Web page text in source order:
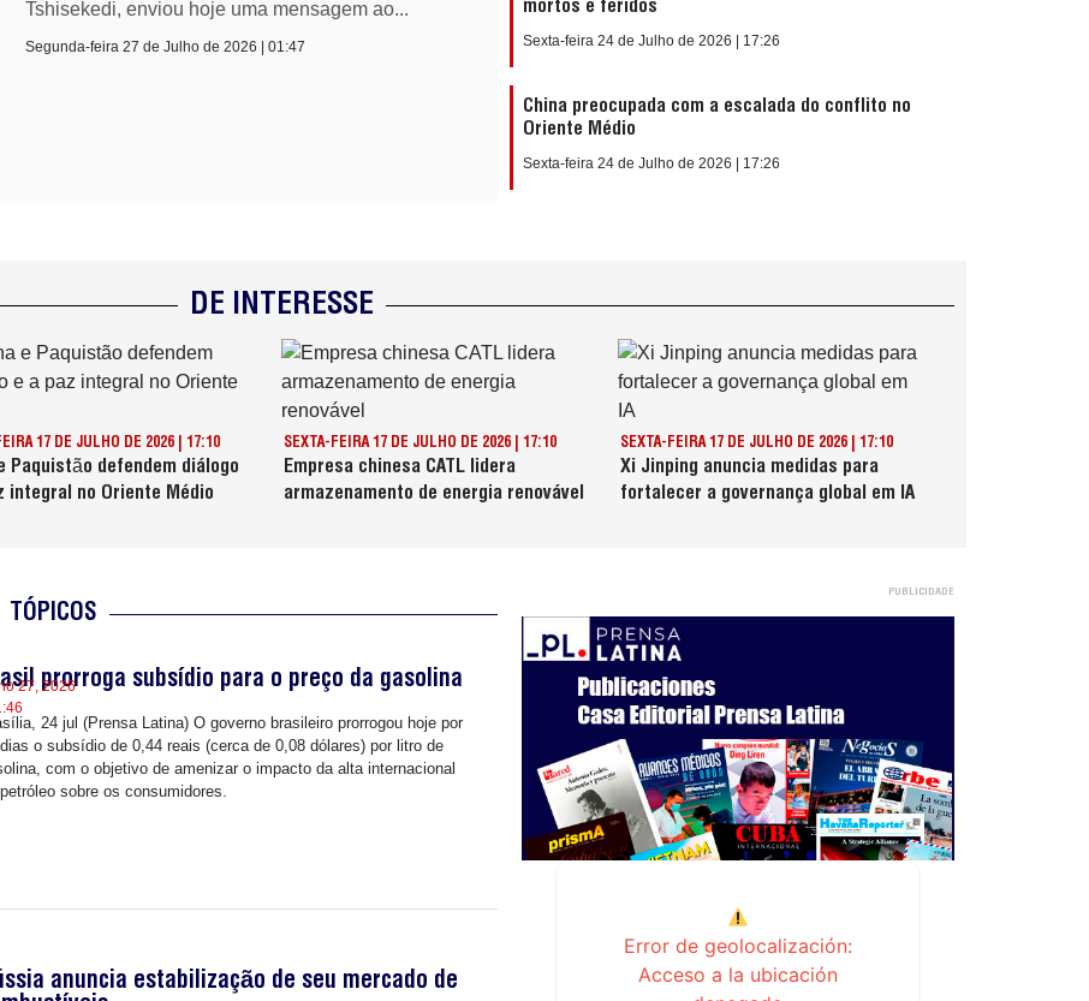
Tshisekedi, enviou hoje uma mensagem ao...
Segunda-feira 27 de Julho de 2026 | 01:47
mortos e feridos
Sexta-feira 24 de Julho de 2026 | 17:26
China preocupada com a escalada do conflito no
Oriente Médio
Sexta-feira 24 de Julho de 2026 | 17:26
DE INTERESSE
17 DE JULHO DE 2026 | 17:10
Paquistão defendem diálogo
integral no Oriente Médio
SEXTA-FEIRA 17 DE JULHO DE 2026 | 17:10
Empresa chinesa CATL lidera
armazenamento de energia renovável
SEXTA-FEIRA 17 DE JULHO DE 2026 | 17:10
Xi Jinping anuncia medidas para
fortalecer a governança global em IA
TÓPICOS
prorroga subsídio para o preço da gasolina
27, 2026
24 jul (Prensa Latina) O governo brasileiro prorrogou hoje por
o subsídio de 0,44 reais (cerca de 0,08 dólares) por litro de
com o objetivo de amenizar o impacto da alta internacional
sobre os consumidores.
anuncia estabilização de seu mercado de
PUBLICIDADE
Error de geolocalización:
Acceso a la ubicación